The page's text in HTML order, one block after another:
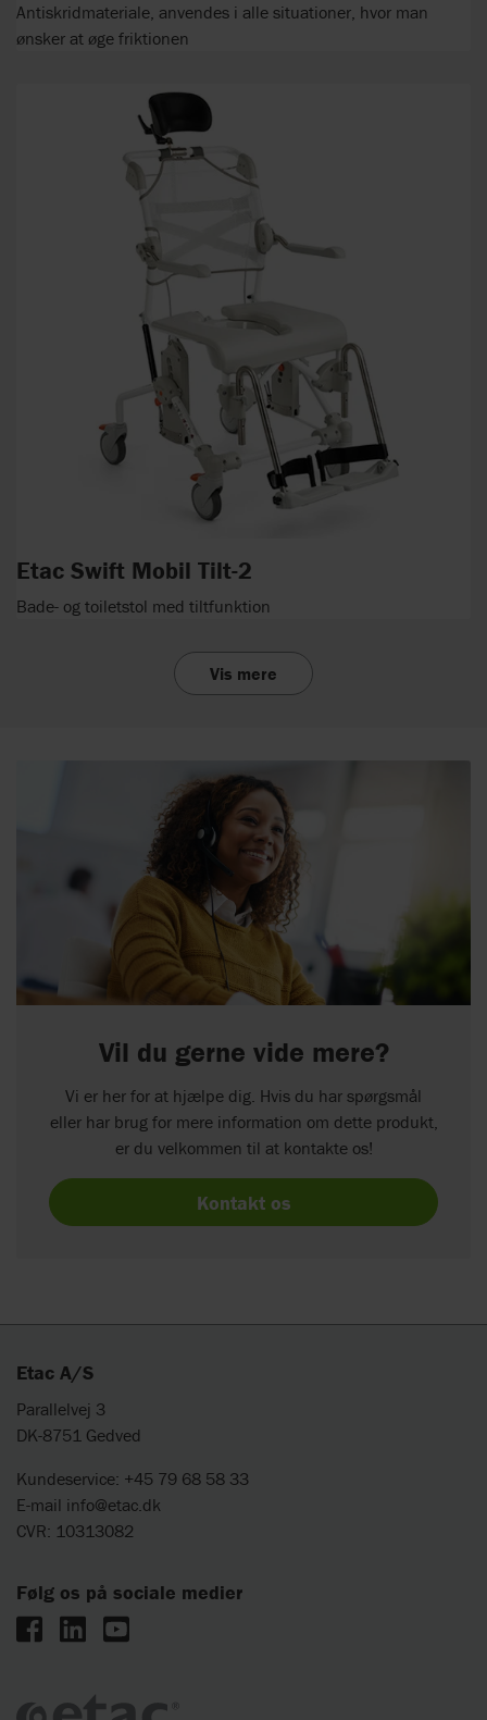
Antiskridmateriale, anvendes i alle situationer, hvor man
ønsker at øge friktionen
Etac Swift Mobil Tilt-2
Bade- og toiletstol med tiltfunktion
Vis mere
Vil du gerne vide mere?
Vi er her for at hjælpe dig. Hvis du har spørgsmål
eller har brug for mere information om dette produkt,
er du velkommen til at kontakte os!
Kontakt os
Etac A/S
Parallelvej 3
DK-8751 Gedved
Kundeservice: +45 79 68 58 33
E-mail info@etac.dk
CVR: 10313082
Følg os på sociale medier